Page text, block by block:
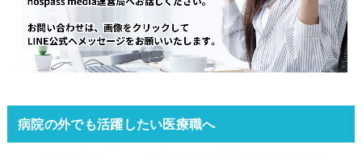
病院の外でも活躍したい医療職へ